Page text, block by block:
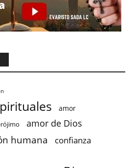
amor
amor de Dios
humana confianza